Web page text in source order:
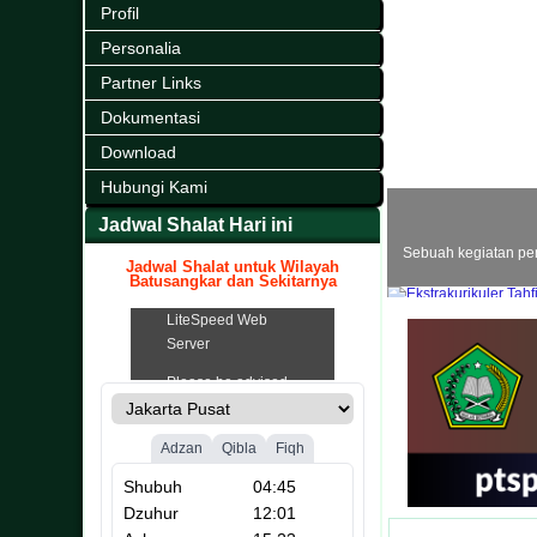
Profil
Personalia
Partner Links
Dokumentasi
Download
Hubungi Kami
Jadwal Shalat Hari ini
Jadwal Shalat untuk Wilayah
Batusangkar dan Sekitarnya
Sebuah kegiatan